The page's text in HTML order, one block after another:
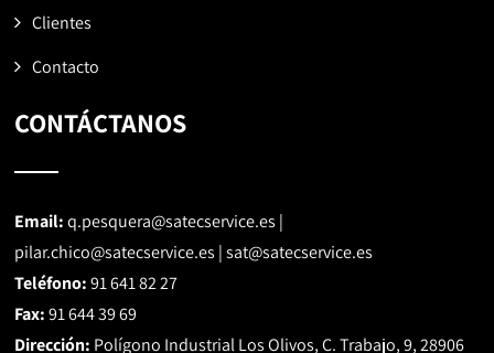
Clientes
Contacto
CONTÁCTANOS
Email: q.pesquera@satecservice.es |
pilar.chico@satecservice.es |sat@satecservice.es
Teléfono: 91 641 82 27
Fax:91 644 39 69
Dirección: Polígono Industrial Los Olivos, C. Trabajo, 9, 28906